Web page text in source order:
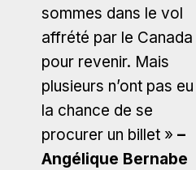
sommes dans le vol
affrété par le Canada
pour revenir. Mais
plusieurs n’ont pas eu
la chance de se
procurer un billet » –
Angélique Bernabe